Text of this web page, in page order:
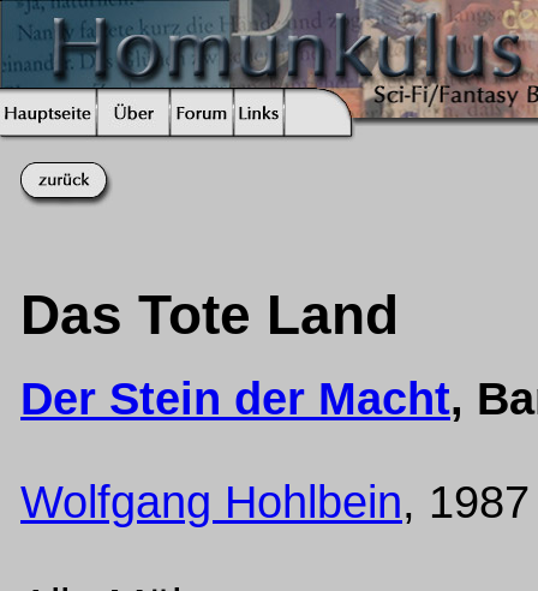
Das Tote Land
Der Stein der Macht,
Wolfgang Hohlbein, 1987